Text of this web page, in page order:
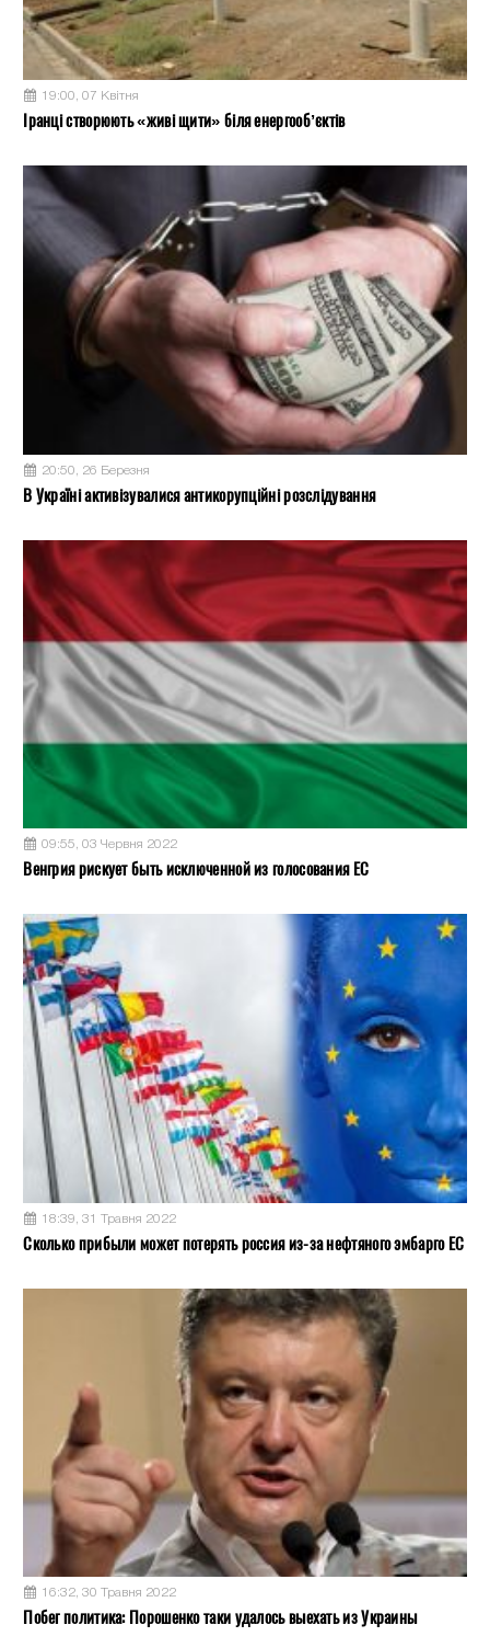
19:00, 07 Квітня
Іранці створюють «живі щити» біля енергооб’єктів
20:50, 26 Березня
В Україні активізувалися антикорупційні розслідування
09:55, 03 Червня 2022
Венгрия рискует быть исключенной из голосования ЕС
18:39, 31 Травня 2022
Сколько прибыли может потерять россия из-за нефтяного эмбарго ЕС
16:32, 30 Травня 2022
Побег политика: Порошенко таки удалось выехать из Украины